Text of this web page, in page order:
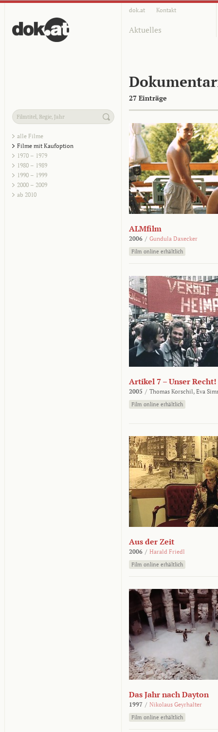
dok.at Kontakt
Aktuelles
27 Einträge
alle Filme
Filme mit Kaufoption
1970 – 1979
1980 – 1989
1990 – 1999
2000 – 2009
ab 2010
ALMfilm
2006 / Gundula Daxecker
Film online erhältlich
Artikel 7 – Unser Recht!
2005 / Thomas Korschil, Eva
Film online erhältlich
Aus der Zeit
2006 / Harald Friedl
Film online erhältlich
Das Jahr nach Dayton
1997 / Nikolaus Geyrhalter
Film online erhältlich